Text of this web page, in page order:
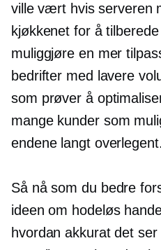
ville vært hvis serveren
kjøkkenet for å
muliggjøre en mer
bedrifter med lavere
som prøver å
mange kunder som
endene langt overlegent.
Så nå som du bedre
ideen om hodeløs
hvordan akkurat det